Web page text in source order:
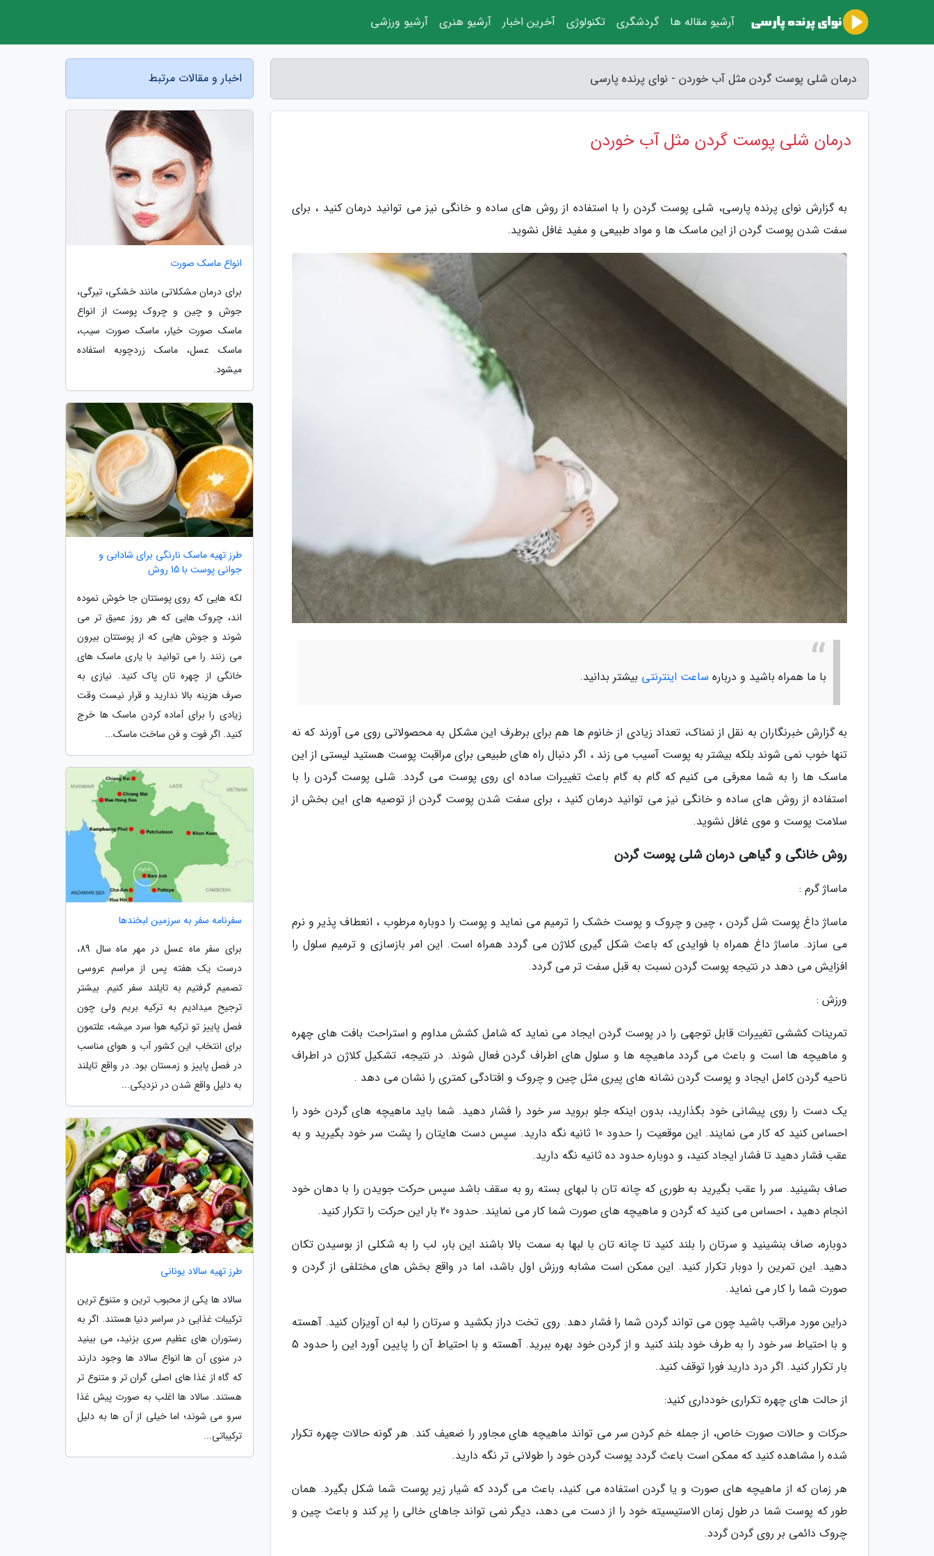
درمان شلی پوست گردن مثل آب خوردن - نوای پرنده پارسی
درمان شلی پوست گردن مثل آب خوردن
به گزارش نوای پرنده پارسی، شلی پوست گردن را با استفاده از روش های ساده و خانگی نیز می توانید درمان کنید ، برای
سفت شدن پوست گردن از این ماسک ها و مواد طبیعی و مفید غافل نشوید.
با ما همراه باشید و درباره ساعت اینترنتی بیشتر بدانید.
به گزارش خبرنگاران به نقل از نمناک، تعداد زیادی از خانوم ها هم برای برطرف این مشکل به محصولاتی روی می آورند که نه
تنها خوب نمی شوند بلکه بیشتر به پوست آسیب می زند ، اگر دنبال راه های طبیعی برای مراقبت پوست هستید لیستی از این
ماسک ها را به شما معرفی می کنیم که گام به گام باعث تغییرات ساده ای روی پوست می گردد. شلی پوست گردن را با
استفاده از روش های ساده و خانگی نیز می توانید درمان کنید ، برای سفت شدن پوست گردن از توصیه های این بخش از
سلامت پوست و موی غافل نشوید.
روش خانگی و گیاهی درمان شلی پوست گردن
ماساژ گرم :
ماساژ داغ پوست شل گردن ، چین و چروک و پوست خشک را ترمیم می نماید و پوست را دوباره مرطوب ، انعطاف پذیر و نرم
می سازد. ماساژ داغ همراه با فوایدی که باعث شکل گیری کلاژن می گردد همراه است. این امر بازسازی و ترمیم سلول را
افزایش می دهد در نتیجه پوست گردن نسبت به قبل سفت تر می گردد.
ورزش :
تمرینات کششی تغییرات قابل توجهی را در پوست گردن ایجاد می نماید که شامل کشش مداوم و استراحت بافت های چهره
و ماهیچه ها است و باعث می گردد ماهیچه ها و سلول های اطراف گردن فعال شوند. در نتیجه، تشکیل کلاژن در اطراف
ناحیه گردن کامل ایجاد و پوست گردن نشانه های پیری مثل چین و چروک و افتادگی کمتری را نشان می دهد .
یک دست را روی پیشانی خود بگذارید، بدون اینکه جلو بروید سر خود را فشار دهید. شما باید ماهیچه های گردن خود را
احساس کنید که کار می نمایند. این موقعیت را حدود 10 ثانیه نگه دارید. سپس دست هایتان را پشت سر خود بگیرید و به
عقب فشار دهید تا فشار ایجاد کنید، و دوباره حدود ده ثانیه نگه دارید.
صاف بشینید. سر را عقب بگیرید به طوری که چانه تان با لبهای بسته رو به سقف باشد سپس حرکت جویدن را با دهان خود
انجام دهید ، احساس می کنید که گردن و ماهیچه های صورت شما کار می نمایند. حدود 20 بار این حرکت را تکرار کنید.
دوباره، صاف بنشینید و سرتان را بلند کنید تا چانه تان با لبها به سمت بالا باشند این بار، لب را به شکلی از بوسیدن تکان
دهید. این تمرین را دوبار تکرار کنید. این ممکن است مشابه ورزش اول باشد، اما در واقع بخش های مختلفی از گردن و
صورت شما را کار می نماید.
دراین مورد مراقب باشید چون می تواند گردن شما را فشار دهد. روی تخت دراز بکشید و سرتان را لبه ان آویزان کنید. آهسته
و با احتیاط سر خود را به طرف خود بلند کنید و از گردن خود بهره ببرید. آهسته و با احتیاط آن را پایین آورد این را حدود 5
بار تکرار کنید. اگر درد دارید فورا توقف کنید.
از حالت های چهره تکراری خودداری کنید:
حرکات و حالات صورت خاص، از جمله خم کردن سر می تواند ماهیچه های مجاور را ضعیف کند. هر گونه حالات چهره تکرار
شده را مشاهده کنید که ممکن است باعث گردد پوست گردن خود را طولانی تر نگه دارید.
هر زمان که از ماهیچه های صورت و یا گردن استفاده می کنید، باعث می گردد که شیار زیر پوست شما شکل بگیرد. همان
طور که پوست شما در طول زمان الاستیسیته خود را از دست می دهد، دیگر نمی تواند جاهای خالی را پر کند و باعث چین و
چروک دائمی بر روی گردن گردد.
اخبار و مقالات مرتبط
انواع ماسک صورت
برای درمان مشکلاتی مانند خشکی، تیرگی،
جوش و چین و چروک پوست از انواع
ماسک صورت خیار، ماسک صورت سیب،
ماسک عسل، ماسک زردچوبه استفاده
میشود.
طرز تهیه ماسک نارنگی برای شادابی و
جوانی پوست با 15 روش
لکه هایی که روی پوستتان جا خوش نموده
اند، چروک هایی که هر روز عمیق تر می
شوند و جوش هایی که از پوستتان بیرون
می زنند را می توانید با یاری ماسک های
خانگی از چهره تان پاک کنید. نیازی به
صرف هزینه بالا ندارید و قرار نیست وقت
زیادی را برای آماده کردن ماسک ها خرج
کنید. اگر فوت و فن ساخت ماسک...
سفرنامه سفر به سرزمین لبخندها
برای سفر ماه عسل در مهر ماه سال 89،
درست یک هفته پس از مراسم عروسی
تصمیم گرفتیم به تایلند سفر کنیم. بیشتر
ترجیح میدادیم به ترکیه بریم ولی چون
فصل پاییز تو ترکیه هوا سرد میشه، علتمون
برای انتخاب این کشور آب و هوای مناسب
در فصل پاییز و زمستان بود. در واقع تایلند
به دلیل واقع شدن در نزدیکی...
طرز تهیه سالاد یونانی
سالاد ها یکی از محبوب ترین و متنوع ترین
ترکیبات غذایی در سراسر دنیا هستند. اگر به
رستوران های عظیم سری بزنید، می بینید
در منوی آن ها انواع سالاد ها وجود دارند
که گاه از غذا های اصلی گران تر و متنوع تر
هستند. سالاد ها اغلب به صورت پیش غذا
سرو می شوند؛ اما خیلی از آن ها به دلیل
ترکیباتی...
آرشیو مقاله ها گردشگری تکنولوژی آخرین اخبار آرشیو هنری آرشیو ورزشی